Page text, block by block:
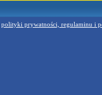
polityki prywatności, regulaminu i